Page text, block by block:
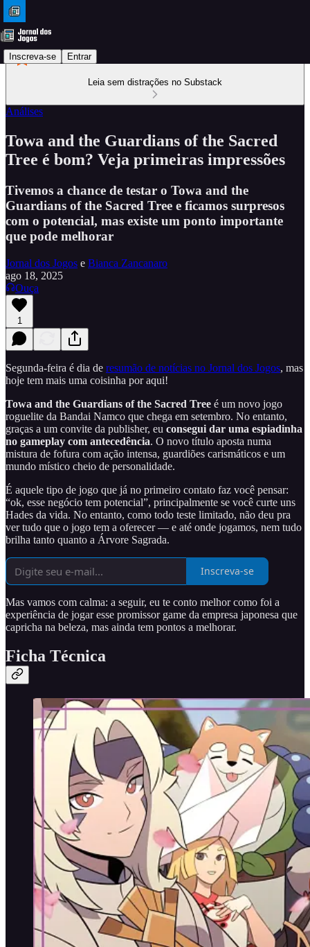
Inscreva-se Entrar
Leia sem distrações no Substack
Análises
Towa and the Guardians of the Sacred
Tree é bom? Veja primeiras impressões
Tivemos a chance de testar o Towa and the
Guardians of the Sacred Tree e ficamos surpresos
com o potencial, mas existe um ponto importante
que pode melhorar
Jornal dos Jogos e Bianca Zancanaro
ago 18, 2025
Ouça
1
Segunda-feira é dia de resumão de notícias no Jornal dos Jogos, mas
hoje tem mais uma coisinha por aqui!
Towa and the Guardians of the Sacred Tree é um novo jogo
roguelite da Bandai Namco que chega em setembro. No entanto,
graças a um convite da publisher, eu consegui dar uma espiadinha
no gameplay com antecedência. O novo título aposta numa
mistura de fofura com ação intensa, guardiões carismáticos e um
mundo místico cheio de personalidade.
É aquele tipo de jogo que já no primeiro contato faz você pensar:
“ok, esse negócio tem potencial”, principalmente se você curte uns
Hades da vida. No entanto, como todo teste limitado, não deu pra
ver tudo que o jogo tem a oferecer — e até onde jogamos, nem tudo
brilha tanto quanto a Árvore Sagrada.
Inscreva-se
Mas vamos com calma: a seguir, eu te conto melhor como foi a
experiência de jogar esse promissor game da empresa japonesa que
capricha na beleza, mas ainda tem pontos a melhorar.
Ficha Técnica